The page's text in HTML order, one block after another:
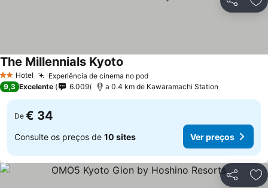
Partilhar
2 Estrelas
Hotel Experiência de cinema no podVer preços
The Millennials Kyoto
9,3 Excelente 6.009 a 0.4 km de Kawaramachi Station
De € 34
Consulte os preços de 10 sites Ver preços
Partilhar